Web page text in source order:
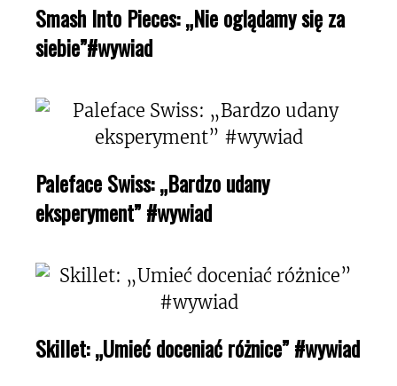
Smash Into Pieces: „Nie oglądamy się za
siebie”#wywiad
Paleface Swiss: „Bardzo udany
eksperyment” #wywiad
Skillet: „Umieć doceniać różnice” #wywiad